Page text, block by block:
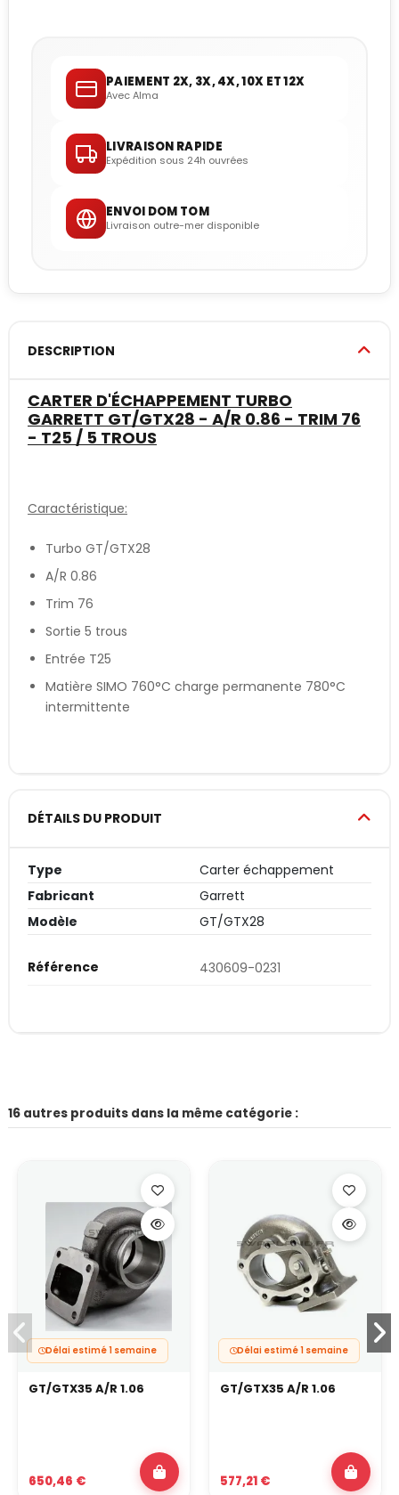
PAIEMENT 2X, 3X, 4X, 10X ET 12X
Avec Alma
LIVRAISON RAPIDE
Expédition sous 24h ouvrées
ENVOI DOM TOM
Livraison outre-mer disponible
DESCRIPTION
CARTER D'ÉCHAPPEMENT TURBO
GARRETT GT/GTX28 - A/R 0.86 - TRIM 76
- T25 / 5 TROUS
Caractéristique:
Turbo GT/GTX28
A/R 0.86
Trim 76
Sortie 5 trous
Entrée T25
Matière SIMO 760°C charge permanente 780°C
intermittente
DÉTAILS DU PRODUIT
Type
Carter échappement
Fabricant
Garrett
Modèle
GT/GTX28
Référence 430609-0231
16 autres produits dans la même catégorie :
Délai estimé 1 semaine
GT/GTX35 A/R 1.06
650,46 €
Délai estimé 1 semaine
GT/GTX35 A/R 1.06
577,21 €